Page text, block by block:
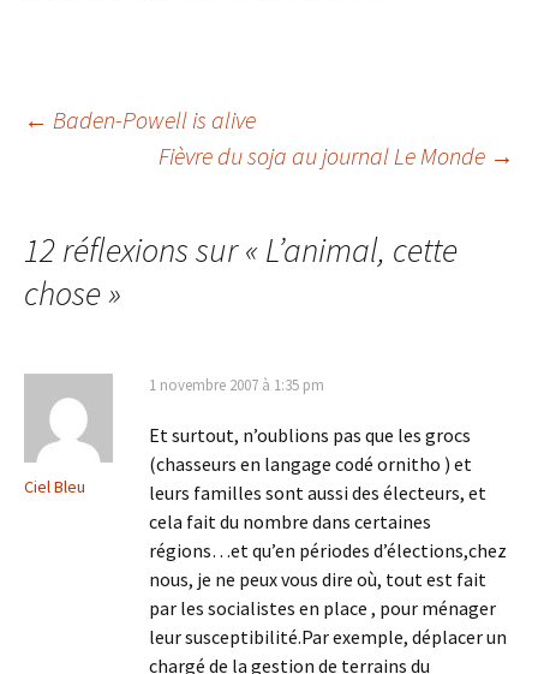
Navigation
articles
← Baden-Powell is alive
Fièvre du soja au journal Le Monde →
12 réflexions sur « L’animal, cette
chose»
Ciel Bleu
1 novembre 2007 à 1:35 pm
Et surtout, n’oublions pas que les grocs
(chasseurs en langage codé ornitho ) et
leurs familles sont aussi des électeurs, et
cela fait du nombre dans certaines
régions…et qu’en périodes d’élections,chez
nous, je ne peux vous dire où, tout est fait
par les socialistes en place , pour ménager
leur susceptibilité.Par exemple, déplacer un
chargé de la gestion de terrains du